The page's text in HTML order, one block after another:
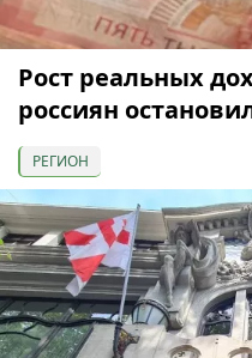
Рост реальных
россиян
РЕГИОН